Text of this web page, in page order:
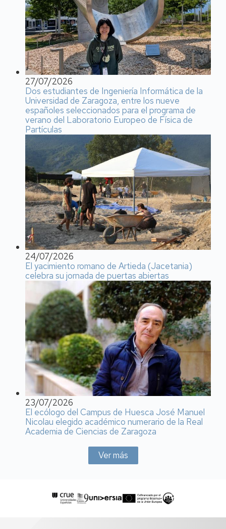
27/07/2026
Dos estudiantes de Ingeniería Informática de la
Universidad de Zaragoza, entre los nueve
españoles seleccionados para el programa de
verano del Laboratorio Europeo de Física de
Partículas
24/07/2026
El yacimiento romano de Artieda (Jacetania)
celebra su jornada de puertas abiertas
23/07/2026
El ecólogo del Campus de Huesca José Manuel
Nicolau elegido académico numerario de la Real
Academia de Ciencias de Zaragoza
Ver más